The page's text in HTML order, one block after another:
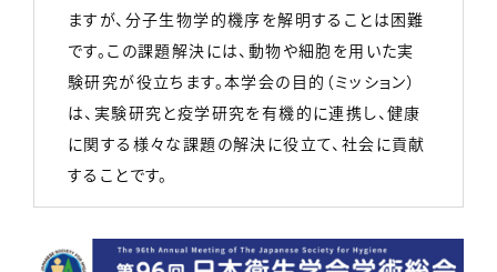
ますが、分子生物学的機序を解明することは困難
です。この課題解決には、動物や細胞を用いた実
験研究が役立ちます。本学会の目的（ミッション）
は、実験研究と疫学研究を有機的に連携し、健康
に関する様々な課題の解決に役立て、社会に貢献
することです。